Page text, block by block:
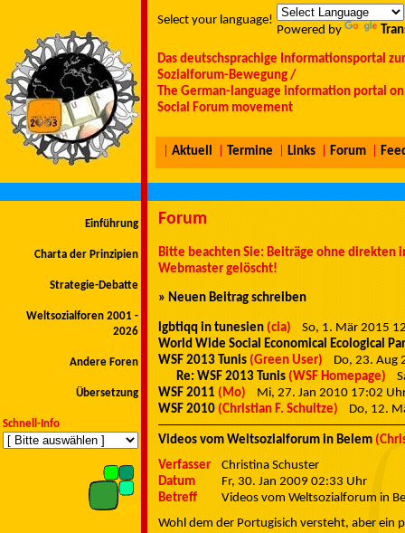
Select your language!
Powered by
Das deutschsprachige Informationsportal
Sozialforum-Bewegung /
The German-language information portal
Social Forum movement
Aktuell Termine Links Forum
Einführung
Charta der Prinzipien
Strategie-Debatte
Weltsozialforen 2001 -
2026
Andere Foren
Übersetzung
Schnell-Info
Forum
Bitte beachten Sie: Beiträge ohne direkten
Webmaster gelöscht!
» Neuen Beitrag schreiben
lgbtiqq in tunesien (cia)
So, 1. Mär 2015
World Wide Social Economical Ecological
WSF 2013 Tunis (Green User)
Do, 23.
Re: WSF 2013 Tunis (WSF Homepage)
WSF 2011 (Mo)
Mi, 27. Jan 2010 17:02
WSF 2010 (Christian F. Schultze) Do, 12.
Videos vom Weltsozialforum in Belem
Verfasser
Christina Schuster
Datum
Fr, 30. Jan 2009 02:33 Uhr
Betreff
Videos vom Weltsozialforum in
Wohl dem der Portugisich versteht, aber ein